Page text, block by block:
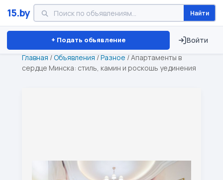
15.by Найти
+ Подать объявление Войти
Минск Витебск Брест ⏱ ТОЛЬКО 15 ДНЕЙ
Главная /Объявления /Разное /Апартаменты в
сердце Минска: стиль, камин и роскошь уединения